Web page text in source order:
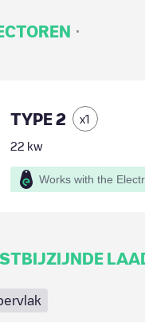
·
TYPE 2 x1
22 kw
Works with the